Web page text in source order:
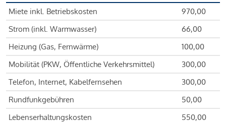
Miete inkl. Betriebskosten
970,00
Strom (inkl. Warmwasser)
66,00
Heizung (Gas, Fernwärme)
100,00
Mobilität (PKW, Öffentliche Verkehrsmittel)
300,00
Telefon, Internet, Kabelfernsehen
300,00
Rundfunkgebühren
50,00
Lebenserhaltungskosten
550,00